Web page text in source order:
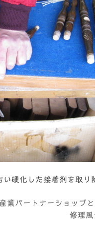
硬化した接着剤を取り
業パートナーショッ
修理